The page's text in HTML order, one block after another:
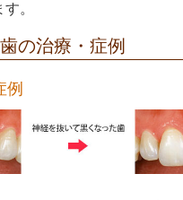
。
の治療・症例
例